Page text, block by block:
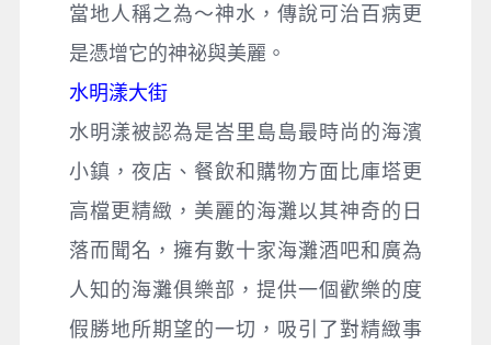
當地人稱之為～神水，傳說可治百病更
是憑增它的神祕與美麗。
水明漾大街
水明漾被認為是峇里島島最時尚的海濱
小鎮，夜店、餐飲和購物方面比庫塔更
高檔更精緻，美麗的海灘以其神奇的日
落而聞名，擁有數十家海灘酒吧和廣為
人知的海灘俱樂部，提供一個歡樂的度
假勝地所期望的一切，吸引了對精緻事